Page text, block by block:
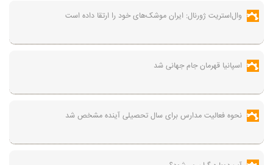
وال‌استریت ژورنال: ایران موشک‌های خود را ارتقا داده است
اسپانیا قهرمان جام جهانی شد
نحوه فعالیت مدارس برای سال تحصیلی آینده مشخص شد